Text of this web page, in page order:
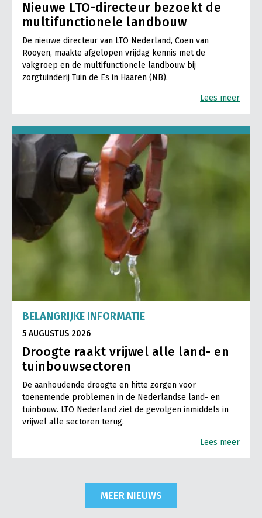
Nieuwe LTO-directeur bezoekt de
multifunctionele landbouw
De nieuwe directeur van LTO Nederland, Coen van
Rooyen, maakte afgelopen vrijdag kennis met de
vakgroep en de multifunctionele landbouw bij
zorgtuinderij Tuin de Es in Haaren (NB).
Lees meer
BELANGRIJKE INFORMATIE
5 AUGUSTUS 2026
Droogte raakt vrijwel alle land- en
tuinbouwsectoren
De aanhoudende droogte en hitte zorgen voor
toenemende problemen in de Nederlandse land- en
tuinbouw. LTO Nederland ziet de gevolgen inmiddels in
vrijwel alle sectoren terug.
Lees meer
MEER NIEUWS